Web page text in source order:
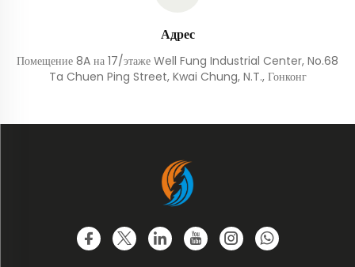
Адрес
Помещение 8A на 17/этаже Well Fung Industrial Center, No.68
Ta Chuen Ping Street, Kwai Chung, N.T., Гонконг